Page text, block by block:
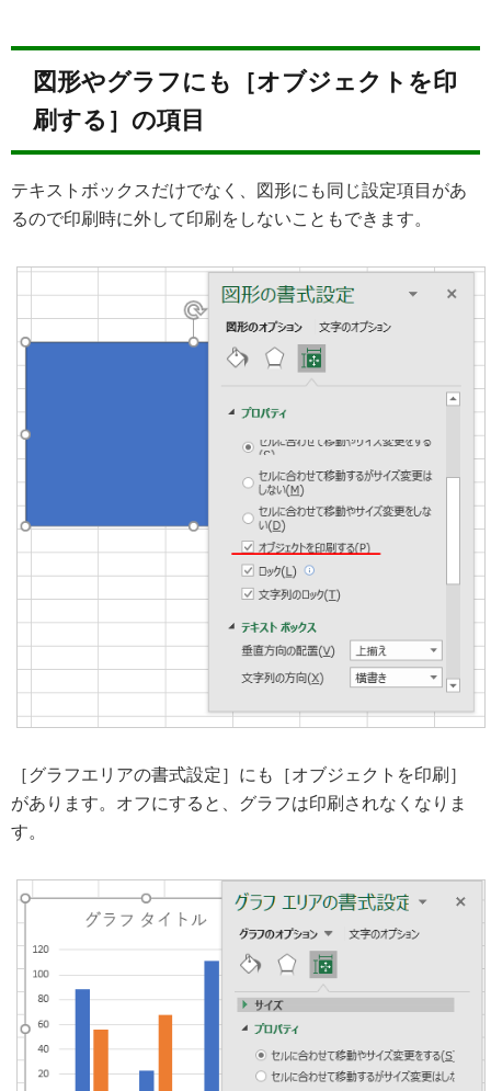
図形やグラフにも［オブジェクトを印
刷する］の項目
テキストボックスだけでなく、図形にも同じ設定項目があ
るので印刷時に外して印刷をしないこともできます。
［グラフエリアの書式設定］にも［オブジェクトを印刷］
があります。オフにすると、グラフは印刷されなくなりま
す。